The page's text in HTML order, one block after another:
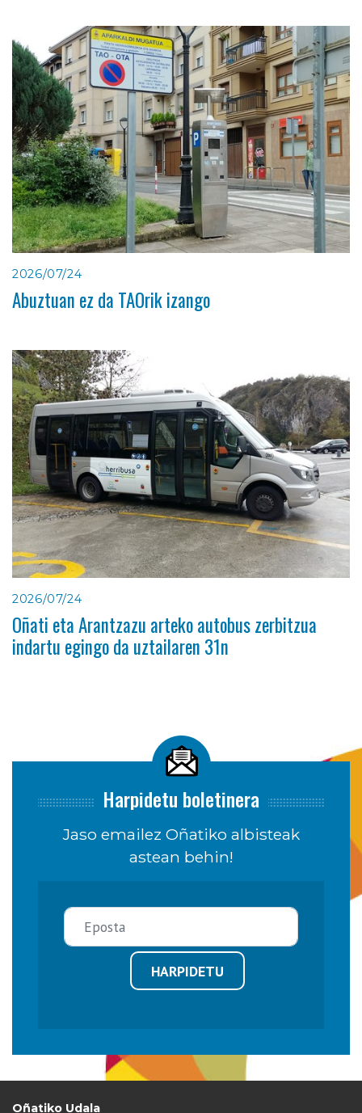
2026/07/24
Abuztuan ez da TAOrik izango
2026/07/24
Oñati eta Arantzazu arteko autobus zerbitzua
indartu egingo da uztailaren 31n
Harpidetu boletinera
Jaso emailez Oñatiko albisteak
astean behin!
HARPIDETU
Oñatiko Udala